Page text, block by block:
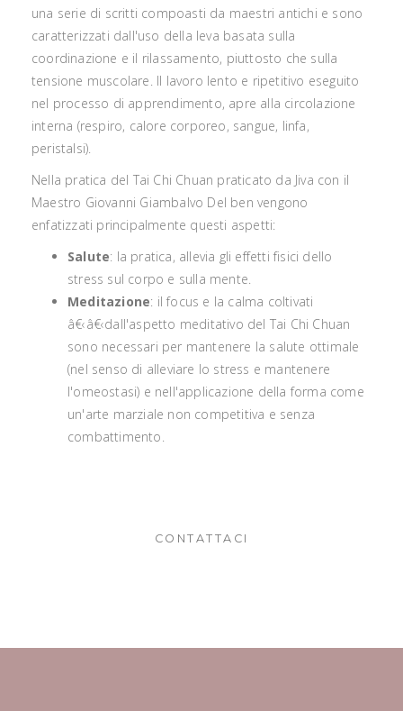
una serie di scritti compoasti da maestri antichi e sono
caratterizzati dall'uso della leva basata sulla
coordinazione e il rilassamento, piuttosto che sulla
tensione muscolare. Il lavoro lento e ripetitivo eseguito
nel processo di apprendimento, apre alla circolazione
interna (respiro, calore corporeo, sangue, linfa,
peristalsi).
Nella pratica del Tai Chi Chuan praticato da Jiva con il
Maestro Giovanni Giambalvo Del ben vengono
enfatizzati principalmente questi aspetti:
Salute: la pratica, allevia gli effetti fisici dello
stress sul corpo e sulla mente.
Meditazione: il focus e la calma coltivati
â€‹â€‹dall'aspetto meditativo del Tai Chi Chuan
sono necessari per mantenere la salute ottimale
(nel senso di alleviare lo stress e mantenere
l'omeostasi) e nell'applicazione della forma come
un'arte marziale non competitiva e senza
combattimento.
CONTATTACI